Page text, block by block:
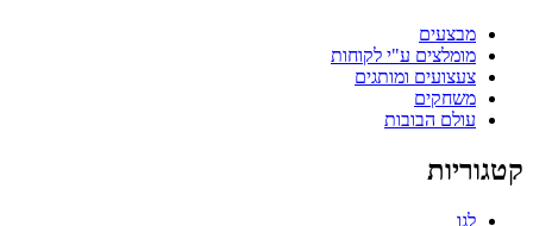
מבצעים
מומלצים ע"י לקוחות
צעצועים ומותגים
משחקים
עולם הבובות
לגו